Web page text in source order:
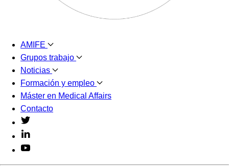
AMIFE
Grupos trabajo
Noticias
Formación y empleo
Máster en Medical Affairs
Contacto